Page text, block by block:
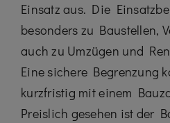
Einsatz aus. Die
besonders zu Baustellen,
auch zu Umzügen und
Eine sichere Begrenzung
kurzfristig mit einem
Preislich gesehen ist der